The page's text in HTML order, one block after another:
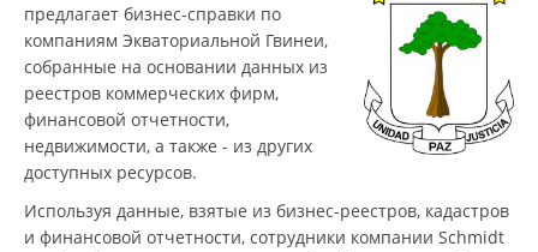
предлагает бизнес-справки по
компаниям Экваториальной Гвинеи,
собранные на основании данных из
реестров коммерческих фирм,
финансовой отчетности,
недвижимости, а также - из других
доступных ресурсов.
Используя данные, взятые из бизнес-реестров, кадастров
и финансовой отчетности, сотрудники компании Schmidt